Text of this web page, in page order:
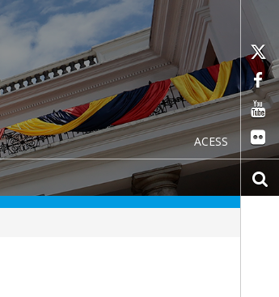
ACESS